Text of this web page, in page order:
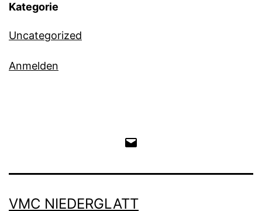
Kategorie
Uncategorized
Anmelden
an
VMC NIEDERGLATT